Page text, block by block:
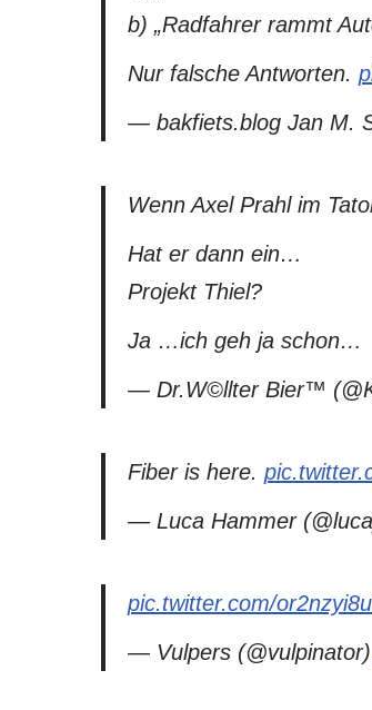
b) „Radfahrer rammt
Nur falsche Antworten.
— bakfiets.blog Jan M.
Wenn Axel Prahl im
Hat er dann ein…
Projekt Thiel?
Ja …ich geh ja schon…
— Dr.W©llter Bier™
Fiber is here.
— Luca Hammer
pic.twitter.com/
— Vulpers